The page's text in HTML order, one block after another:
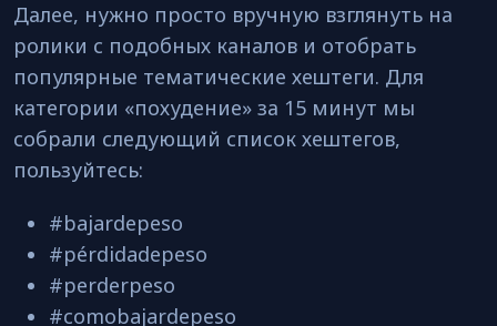
Далее, нужно просто вручную взглянуть на
ролики с подобных каналов и отобрать
популярные тематические хештеги. Для
категории «похудение» за 15 минут мы
собрали следующий список хештегов,
пользуйтесь:
#bajardepeso
#pérdidadepeso
#perderpeso
#comobajardepeso